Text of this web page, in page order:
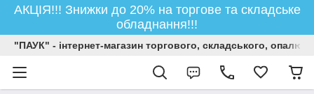
АКЦІЯ!!! Знижки до 20% на торгове та складське
обладнання!!!
"ПАУК" - інтернет-магазин торгового, складського,